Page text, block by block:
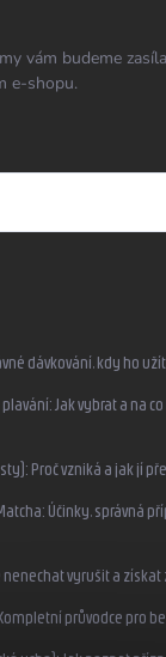
vám budeme
e-shopu.
dávkování, kdy ho
Jak vybrat a na
Proč vzniká a jak jí
Účinky, správná
nenechat vyrušit a
průvodce pro